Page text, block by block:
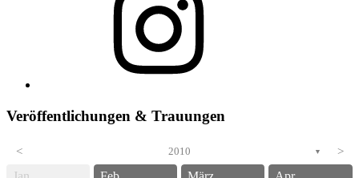
Veröffentlichungen & Trauungen
< 2010 ▼ >